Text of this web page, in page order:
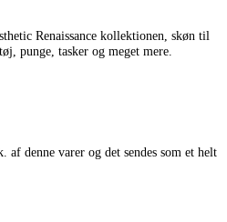
Renaissance kollektionen, skøn til
punge, tasker og meget mere.
af denne varer og det sendes som et helt